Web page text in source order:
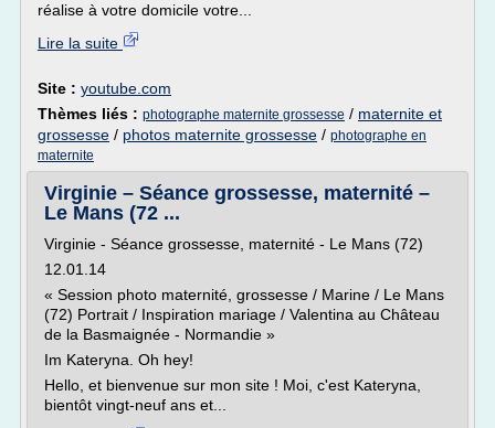
réalise à votre domicile votre...
Lire la suite
Site : youtube.com
Thèmes liés : photographe maternite grossesse / maternite et
grossesse / photos maternite grossesse / photographe en
maternite
Virginie – Séance grossesse, maternité –
Le Mans (72 ...
Virginie - Séance grossesse, maternité - Le Mans (72)
12.01.14
« Session photo maternité, grossesse / Marine / Le Mans
(72) Portrait / Inspiration mariage / Valentina au Château
de la Basmaignée - Normandie »
Im Kateryna. Oh hey!
Hello, et bienvenue sur mon site ! Moi, c'est Kateryna,
bientôt vingt-neuf ans et...